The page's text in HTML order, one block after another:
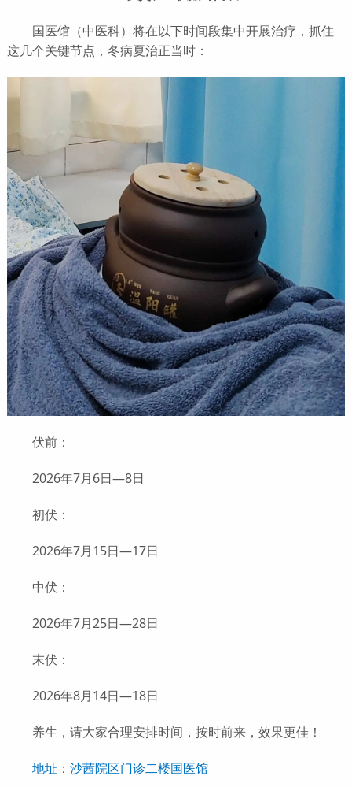
国医馆（中医科）将在以下时间段集中开展治疗，抓住
这几个关键节点，冬病夏治正当时：
伏前：
2026年7月6日—8日
初伏：
2026年7月15日—17日
中伏：
2026年7月25日—28日
末伏：
2026年8月14日—18日
养生，请大家合理安排时间，按时前来，效果更佳！
地址：沙茜院区门诊二楼国医馆